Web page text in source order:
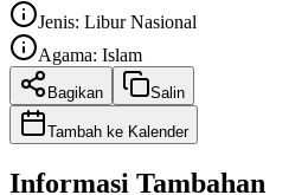
Jenis: Libur Nasional
Agama: Islam
Bagikan Salin
Tambah ke Kalender
Informasi Tambahan